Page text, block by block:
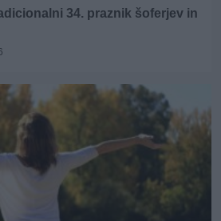
34. praznik šoferjev in